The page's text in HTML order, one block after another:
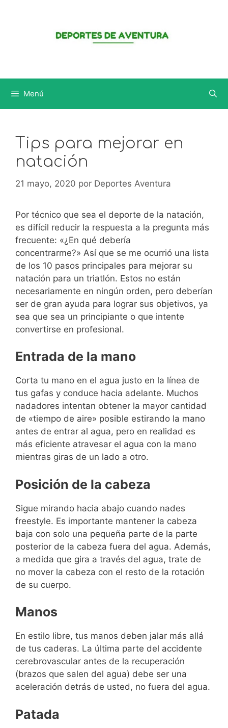
Menú
Tips para mejorar en
natación
21 mayo, 2020 por Deportes Aventura
Por técnico que sea el deporte de la natación,
es difícil reducir la respuesta a la pregunta más
frecuente: «¿En qué debería
concentrarme?» Así que se me ocurrió una lista
de los 10 pasos principales para mejorar su
natación para un triatlón. Estos no están
necesariamente en ningún orden, pero deberían
ser de gran ayuda para lograr sus objetivos, ya
sea que sea un principiante o que intente
convertirse en profesional.
Entrada de la mano
Corta tu mano en el agua justo en la línea de
tus gafas y conduce hacia adelante. Muchos
nadadores intentan obtener la mayor cantidad
de «tiempo de aire» posible estirando la mano
antes de entrar al agua, pero en realidad es
más eficiente atravesar el agua con la mano
mientras giras de un lado a otro.
Posición de la cabeza
Sigue mirando hacia abajo cuando nades
freestyle. Es importante mantener la cabeza
baja con solo una pequeña parte de la parte
posterior de la cabeza fuera del agua. Además,
a medida que gira a través del agua, trate de
no mover la cabeza con el resto de la rotación
de su cuerpo.
Manos
En estilo libre, tus manos deben jalar más allá
de tus caderas. La última parte del accidente
cerebrovascular antes de la recuperación
(brazos que salen del agua) debe ser una
aceleración detrás de usted, no fuera del agua.
Patada